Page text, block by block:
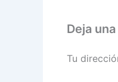
Deja
Tu